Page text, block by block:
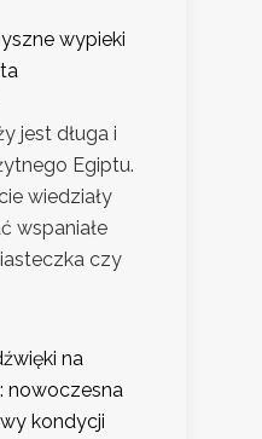
wypieki
jest długa i
Egiptu.
wiedziały
wspaniałe
czy
na
nowoczesna
kondycji